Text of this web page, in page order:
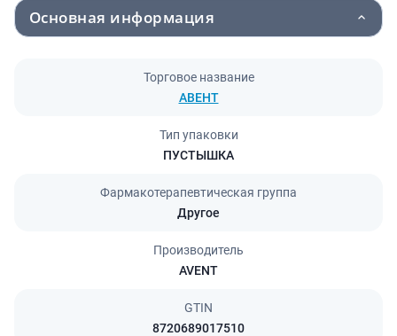
Основная информация
Торговое название
АВЕНТ
Тип упаковки
ПУСТЫШКА
Фармакотерапевтическая группа
Другое
Производитель
AVENT
GTIN
8720689017510